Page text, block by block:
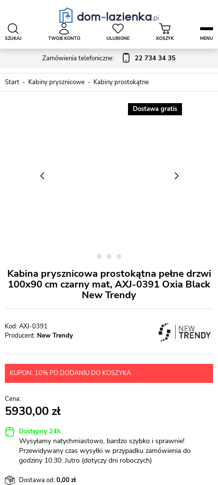
Zamówienia telefoniczne: 22 734 34 35
SZUKAJ TWOJE KONTO ULUBIONE KOSZYK MENU
Start Kabiny prysznicowe Kabiny prostokątne
Dostawa gratis
Kabina prysznicowa prostokątna pełne drzwi
100x90 cm czarny mat, AXJ-0391 Oxia Black
New Trendy
AXJ-0391
Producent: New Trendy
KUPON: 10% PO DODANIU DO KOSZYKA
5930,00
Dostępny 24h
Wysyłamy natychmiastowo, bardzo szybko i sprawnie!
Przewidywany czas wysyłki w przypadku zamówienia do
godziny 10:30: Jutro (dotyczy dni roboczych)
Dostawa od:0,00